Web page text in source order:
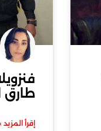
طارق
إقرأ المزيد